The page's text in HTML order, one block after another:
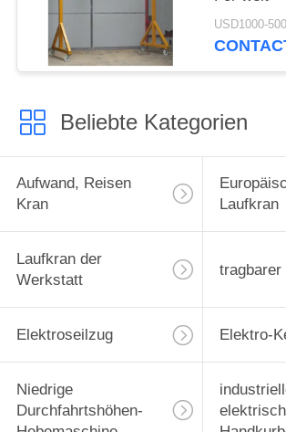
Beliebte Kategorien
Aufwand, Reisen
Kran
Laufkran
Laufkran der
Werkstatt
tragbarer
Elektroseilzug Elektro-
Niedrige
Durchfahrtshöhen-